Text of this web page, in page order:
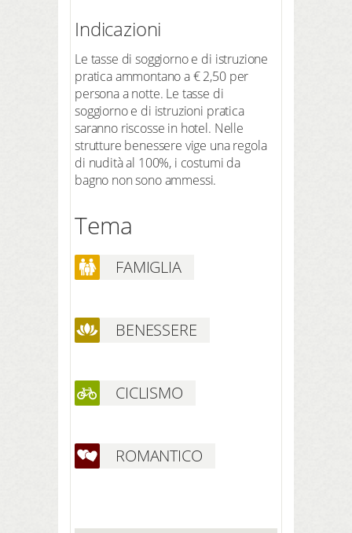
Indicazioni
Le tasse di soggiorno e di istruzione
pratica ammontano a € 2,50 per
persona a notte. Le tasse di
soggiorno e di istruzioni pratica
saranno riscosse in hotel. Nelle
strutture benessere vige una regola
di nudità al 100%, i costumi da
bagno non sono ammessi.
Tema
FAMIGLIA
BENESSERE
CICLISMO
ROMANTICO